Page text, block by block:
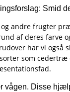
Smid
andre frugter
af deres farve
har vi også
som
Disse